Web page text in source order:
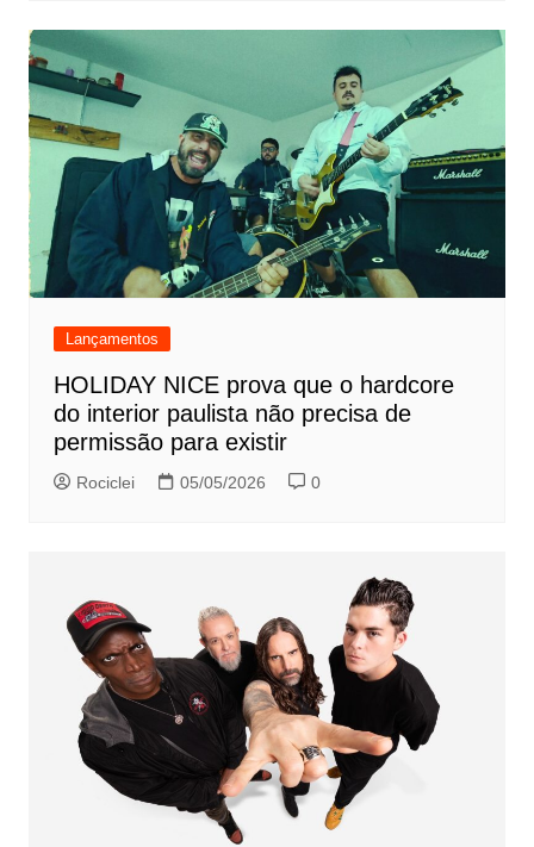
Lançamentos
HOLIDAY NICE prova que o hardcore
do interior paulista não precisa de
permissão para existir
Rociclei 05/05/2026 0